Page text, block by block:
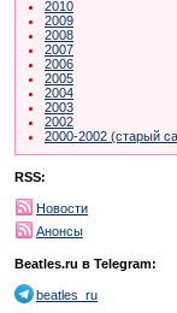
2010
2009
2008
2007
2006
2005
2004
2003
2002
2000-2002 (старый
RSS:
Новости
Анонсы
Beatles.ru в Telegram:
beatles_ru